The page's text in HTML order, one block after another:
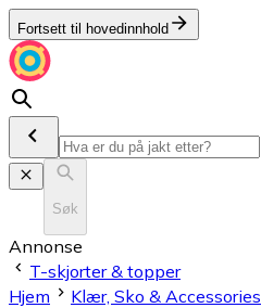
Fortsett til hovedinnhold
Søk
Annonse
T-skjorter & topper
Hjem
Klær, Sko & Accessories